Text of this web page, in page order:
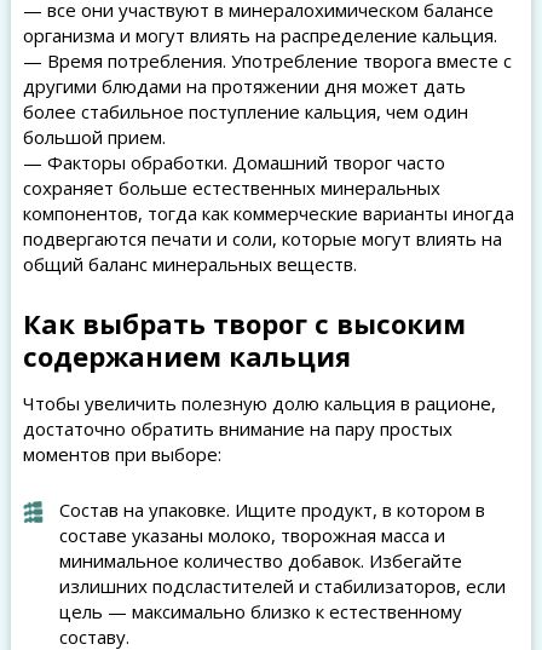
— все они участвуют в минералохимическом балансе
организма и могут влиять на распределение кальция.
— Время потребления. Употребление творога вместе с
другими блюдами на протяжении дня может дать
более стабильное поступление кальция, чем один
большой прием.
— Факторы обработки. Домашний творог часто
сохраняет больше естественных минеральных
компонентов, тогда как коммерческие варианты иногда
подвергаются печати и соли, которые могут влиять на
общий баланс минеральных веществ.
Как выбрать творог с высоким
содержанием кальция
Чтобы увеличить полезную долю кальция в рационе,
достаточно обратить внимание на пару простых
моментов при выборе:
Состав на упаковке. Ищите продукт, в котором в
составе указаны молоко, творожная масса и
минимальное количество добавок. Избегайте
излишних подсластителей и стабилизаторов, если
цель — максимально близко к естественному
составу.